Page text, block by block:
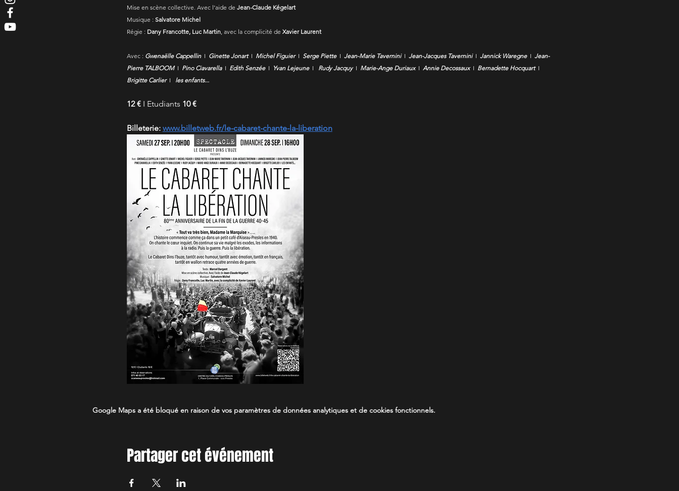
Mise en scène collective. Avec l’aide de Jean-Claude Kégelart
Musique : Salvatore Michel
Régie : Dany Francotte, Luc Martin, avec la complicité de Xavier Laurent
Avec : Gwenaëlle Cappellin
  I
Ginette Jonart I Michel Figuier I Serge Piette I Jean-Marie Tavernini I Jean-Jacques Tavernini I Jannick Waregne I Jean-
Pierre TALBOOM I Pino Ciavarella I Edith Senzée I Yvan Lejeune I Rudy Jacquy I Marie-Ange Duriaux I Annie Decossaux I Bernadette Hocquart I
Brigitte Carlier I les enfants...
12 € I Etudiants 10 €
Billeterie: www.billetweb.fr/le-cabaret-chante-la-liberation
Google Maps a été bloqué en raison de vos paramètres de données analytiques et de cookies fonctionnels.
Partager cet événement